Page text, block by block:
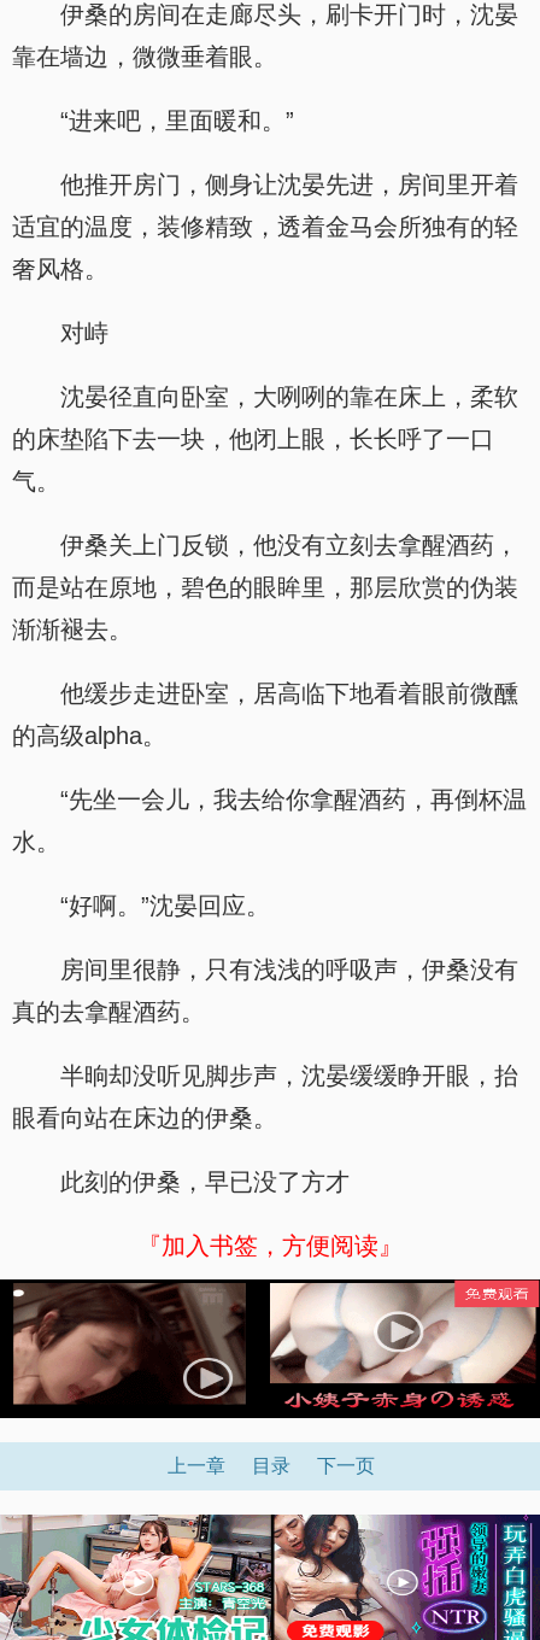
伊桑的房间在走廊尽头，刷卡开门时，沈晏
靠在墙边，微微垂着眼。
“进来吧，里面暖和。”
他推开房门，侧身让沈晏先进，房间里开着
适宜的温度，装修精致，透着金马会所独有的轻
奢风格。
对峙
沈晏径直向卧室，大咧咧的靠在床上，柔软
的床垫陷下去一块，他闭上眼，长长呼了一口
气。
伊桑关上门反锁，他没有立刻去拿醒酒药，
而是站在原地，碧色的眼眸里，那层欣赏的伪装
渐渐褪去。
他缓步走进卧室，居高临下地看着眼前微醺
的高级alpha。
“先坐一会儿，我去给你拿醒酒药，再倒杯温
水。
“好啊。”沈晏回应。
房间里很静，只有浅浅的呼吸声，伊桑没有
真的去拿醒酒药。
半晌却没听见脚步声，沈晏缓缓睁开眼，抬
眼看向站在床边的伊桑。
此刻的伊桑，早已没了方才
『加入书签，方便阅读』
上一章 目录 下一页